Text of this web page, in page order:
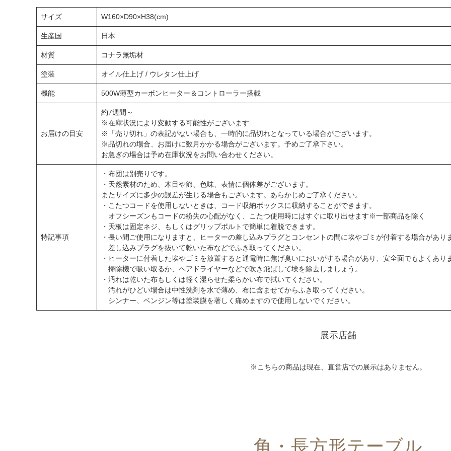
サイズ W160×D90×H38(cm)
生産国 日本
材質 コナラ無垢材
塗装 オイル仕上げ / ウレタン仕上げ
機能 500W薄型カーボンヒーター＆コントローラー搭載
お届けの目安
約7週間～
※在庫状況により変動する可能性がございます
※「売り切れ」の表記がない場合も、一時的に品切れとなっている場合がございます。
※品切れの場合、お届けに数月かかる場合がございます。予めご了承下さい。
お急ぎの場合は予め在庫状況をお問い合わせください。
特記事項
・布団は別売りです。
・天然素材のため、木目や節、色味、表情に個体差がございます。
またサイズに多少の誤差が生じる場合もございます。あらかじめご了承ください。
・こたつコードを使用しないときは、コード収納ボックスに収納することができます。
オフシーズンもコードの紛失の心配がなく、こたつ使用時にはすぐに取り出せます※一部商品を除く
・天板は固定ネジ、もしくはグリップボルトで簡単に着脱できます。
・長い間ご使用になりますと、ヒーターの差し込みプラグとコンセントの間に埃やゴミが付着する場合があり
差し込みプラグを抜いて乾いた布などでふき取ってください。
・ヒーターに付着した埃やゴミを放置すると通電時に焦げ臭いにおいがする場合があり、安全面でもよくあり
掃除機で吸い取るか、ヘアドライヤーなどで吹き飛ばして埃を除去しましょう。
・汚れは乾いた布もしくは軽く湿らせた柔らかい布で拭いてください。
汚れがひどい場合は中性洗剤を水で薄め、布に含ませてからふき取ってください。
シンナー、ベンジン等は塗装膜を著しく痛めますので使用しないでください。
展示店舗
※こちらの商品は現在、直営店での展示はありません。
角・長方形テーブル